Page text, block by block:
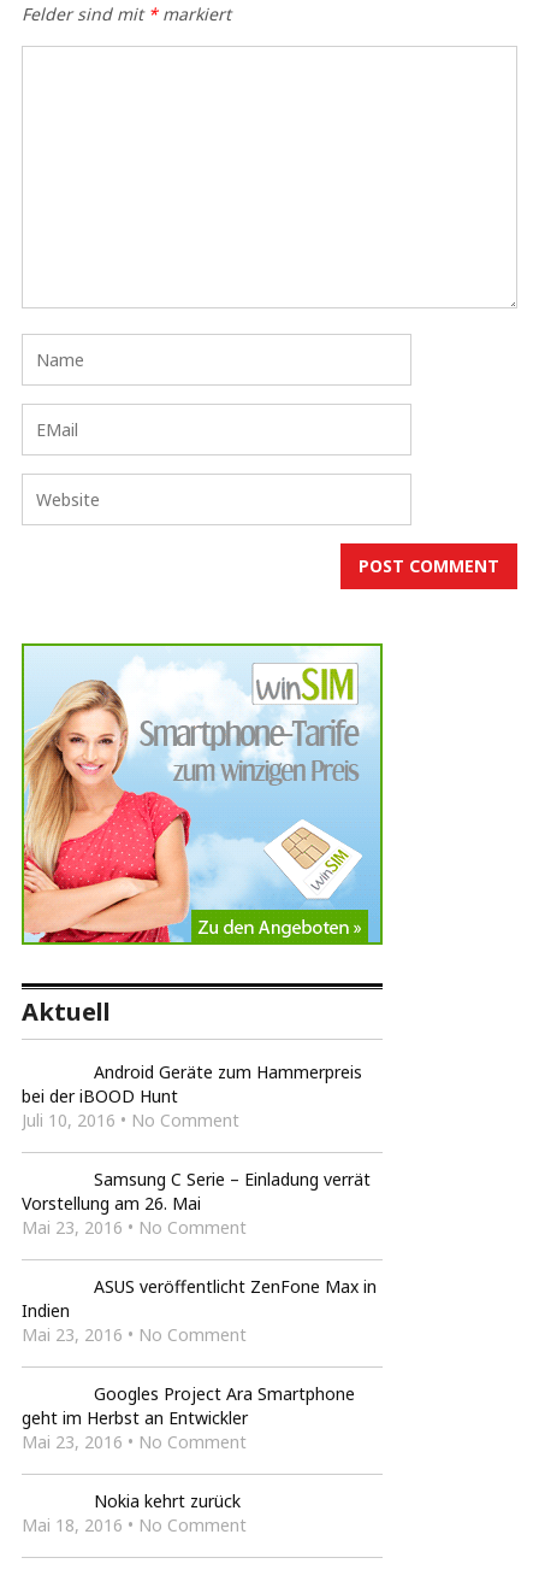
Felder sind mit *markiert
Aktuell
Android Geräte zum Hammerpreis
bei der iBOOD Hunt
Juli 10, 2016 • No Comment
Samsung C Serie – Einladung verrät
Vorstellung am 26. Mai
Mai 23, 2016 • No Comment
ASUS veröffentlicht ZenFone Max in
Indien
Mai 23, 2016 • No Comment
Googles Project Ara Smartphone
geht im Herbst an Entwickler
Mai 23, 2016 • No Comment
Nokia kehrt zurück
Mai 18, 2016 • No Comment